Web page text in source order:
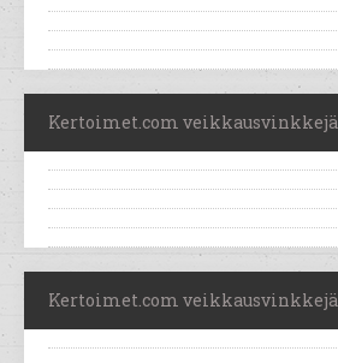
Kertoimet.com veikkausvinkkejä
Kertoimet.com veikkausvinkkejä